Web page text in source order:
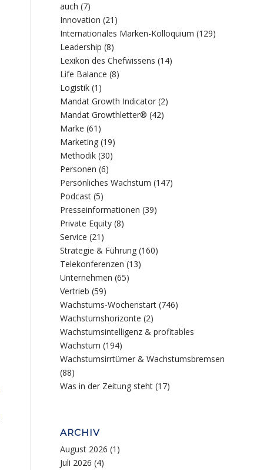
auch (7)
Innovation (21)
Internationales Marken-Kolloquium (129)
Leadership (8)
Lexikon des Chefwissens (14)
Life Balance (8)
Logistik (1)
Mandat Growth Indicator (2)
Mandat Growthletter® (42)
Marke (61)
Marketing (19)
Methodik (30)
Personen (6)
Persönliches Wachstum (147)
Podcast (5)
Presseinformationen (39)
Private Equity (8)
Service (21)
Strategie & Führung (160)
Telekonferenzen (13)
Unternehmen (65)
Vertrieb (59)
Wachstums-Wochenstart (746)
Wachstumshorizonte (2)
Wachstumsintelligenz & profitables
Wachstum (194)
Wachstumsirrtümer & Wachstumsbremsen
(88)
Was in der Zeitung steht (17)
ARCHIV
August 2026 (1)
Juli 2026 (4)